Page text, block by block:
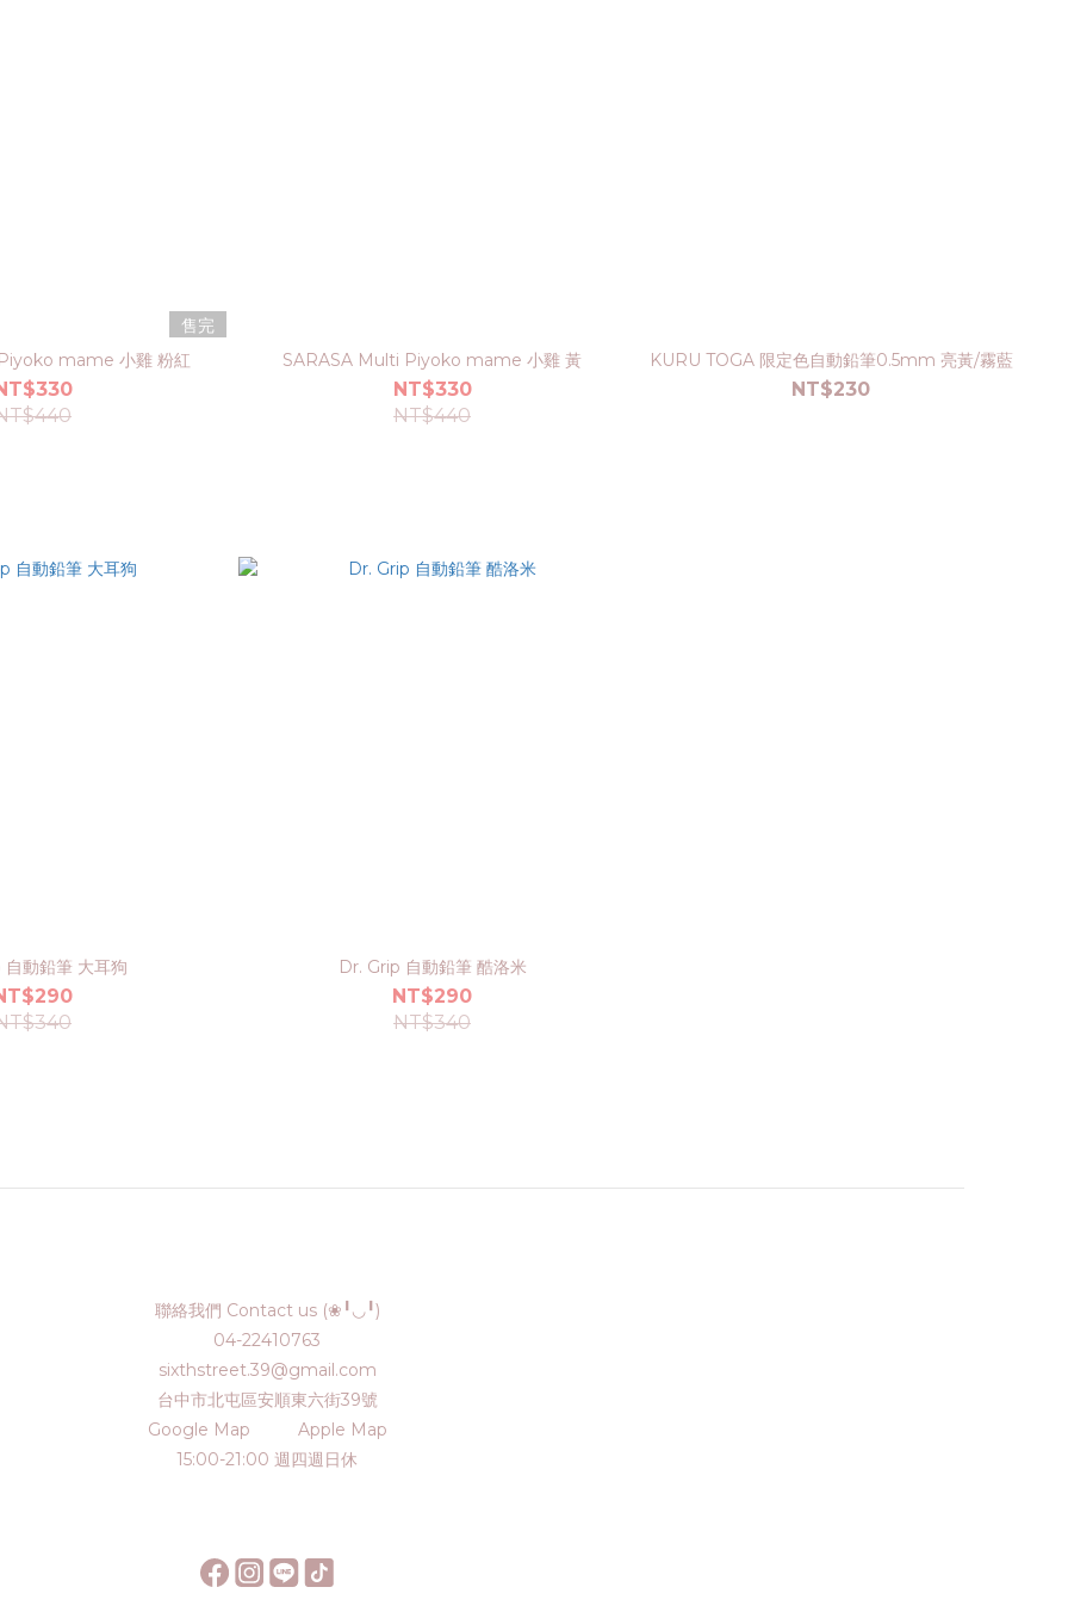
售完
mame 小雞 粉紅
SARASA Multi Piyoko mame 小雞 黃
NT$330
NT$440
KURU TOGA 限定色自動鉛筆0.5mm 亮黃/霧藍
NT$230
自動鉛筆 大耳狗 Dr. Grip 自動鉛筆 酷洛米
NT$290
NT$340
聯絡我們 Contact us (❀╹◡╹)
04-22410763
sixthstreet.39@gmail.com
台中市北屯區安順東六街39號
Google Map
Apple Map
15:00-21:00 週四週日休